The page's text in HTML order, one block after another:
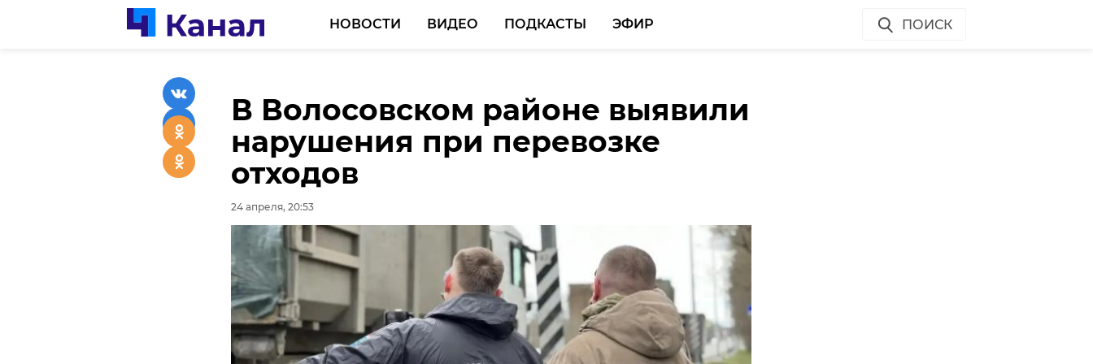
НОВОСТИ ВИДЕО ПОДКАСТЫ ЭФИР ПОИСК
В Волосовском районе выявили
нарушения при перевозке
отходов
24 апреля, 20:53
В Выборге стартовал турнир по
боксу в память о Дмитрии
Добрякове
24 апреля, 19:59